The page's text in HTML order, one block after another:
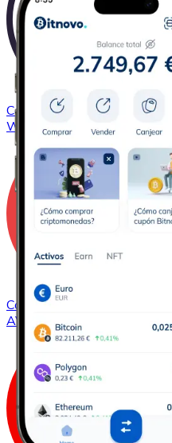
ComprarWrapped Bitcoin
WBTC
ComprarAvalanche
con
AVAX